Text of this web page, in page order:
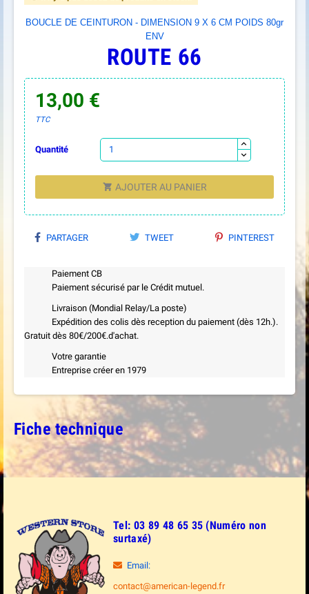
BOUCLE DE CEINTURON - DIMENSION 9 X 6 CM POIDS 80gr
ENV
ROUTE 66
13,00 €
TTC
Quantité
 AJOUTER AU PANIER
PARTAGER TWEET PINTEREST
Paiement CB
Paiement sécurisé par le Crédit mutuel.
Livraison (Mondial Relay/La poste)
Expédition des colis dès reception du paiement (dès 12h.).
Gratuit dès 80€/200€.d'achat.
Votre garantie
Entreprise créer en 1979
Fiche technique
Tel: 03 89 48 65 35 (Numéro non
surtaxé)
Email:
contact@american-legend.fr